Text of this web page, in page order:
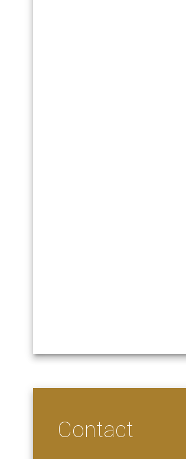
Contact